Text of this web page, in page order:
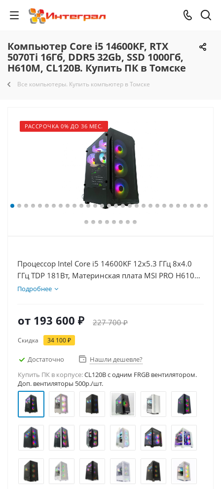
Компьютер Core i5 14600KF, RTX
5070Ti 16Гб, DDR5 32Gb, SSD 1000Гб,
H610M, CL120B. Купить ПК в Томске
Все компьютеры. Купить компьютер в Томске
РАССРОЧКА 0% ДО 36 МЕС.
Процессор Intel Core i5 14600KF 12x5.3 ГГц 8x4.0
ГГц TDP 181Вт, Материнская плата MSI PRO H610M-
E D5, Видеокарта RTX 5070Ti 16Гб, Память
Подробнее
от 193 600 ₽ 227 700 ₽
Скидка 34 100 ₽
Достаточно
Нашли дешевле?
Купить ПК в корпусе:CL120B c одним FRGB вентилятором.
Доп. вентиляторы 500р./шт.